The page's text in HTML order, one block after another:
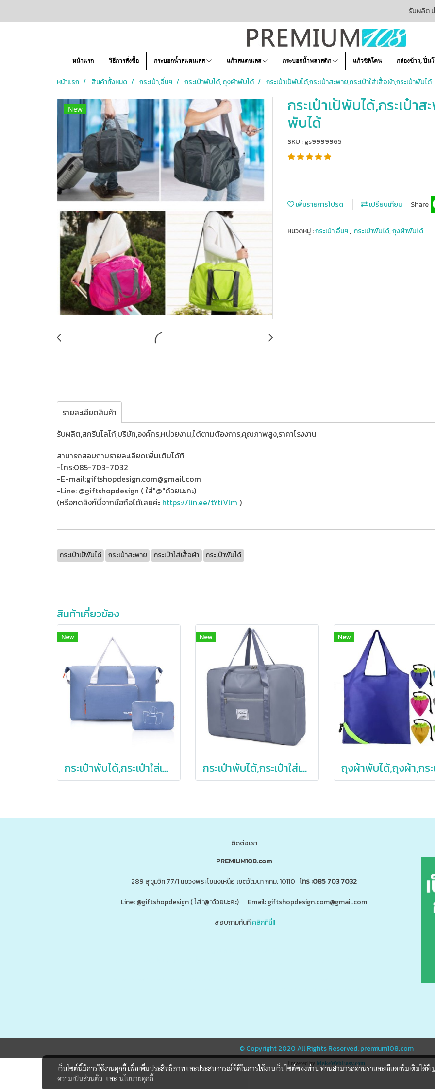
รับผลิต
หน้าแรก วิธีการสั่งซื้อ กระบอกน้ำสแตนเลส แก้วสแตนเลส กระบอกน้ำพลาสติก แก้วซิลิโคน กล่องข้าว, ปิ่น
หน้าแรก สินค้าทั้งหมด กระเป๋า,อื่นๆ กระเป๋าพับได้, ถุงผ้าพับได้ กระเป๋าเป้พับได้,กระเป๋าสะพาย,กระเป๋าใส่เสื้อผ้า,กระเป๋าพับได้
New
กระเป๋าเป้พับได้,กระเป๋าส
พับได้
SKU : gs9999965
เพิ่มรายการโปรด เปรียบเทียบ Share
หมวดหมู่ :กระเป๋า,อื่นๆ, กระเป๋าพับได้, ถุงผ้าพับได้
รายละเอียดสินค้า
รับผลิต,สกรีนโลโก้,บริษัท,องค์กร,หน่วยงาน,ได้ตามต้องการ,คุณภาพสูง,ราคาโรงงาน
สามารถสอบถามรายละเอียดเพิ่มเติมได้ที่
-โทร:085-703-7032
-E-mail:giftshopdesign.com@gmail.com
-Line: @giftshopdesign ( ใส่"@"ด้วยนะคะ)
(หรือกดลิงก์นี้จากมือถือได้เลยค่ะ https://lin.ee/tYtiVlm )
กระเป๋าเป้พับได้ กระเป๋าสะพาย กระเป๋าใส่เสื้อผ้า กระเป๋าพับได้
สินค้าเกี่ยวข้อง
New
กระเป๋าพับได้,กระเป๋าใส่เสื้อผ้า,กระเป๋าใส่เสื้อผ้าพับได้
New
กระเป๋าพับได้,กระเป๋าใส่เสื้อผ้า,มี4ขนาดให้เลือก
New
ติดต่อเรา
PREMIUM108.com
289 สุขุมวิท 77/1 แขวงพระโขนงเหนือ เขตวัฒนา กทม. 10110 โทร :085 703 7032
Line: @giftshopdesign ( ใส่"@"ด้วยนะคะ) Email: giftshopdesign.com@gmail.com
สอบถามทันทีคลิกที่นี่!!
© Copyright 2020 All Rights Reserved.premium108.com
Powered by MakeWebEasy.com
เว็บไซต์นี้มีการใช้งานคุกกี้ เพื่อเพิ่มประสิทธิภาพและประสบการณ์ที่ดีในการใช้งานเว็บไซต์ของท่าน ท่านสามารถอ่านรายละเอียดเพิ่มเติมได้ที่
ความเป็นส่วนตัว และ นโยบายคุกกี้